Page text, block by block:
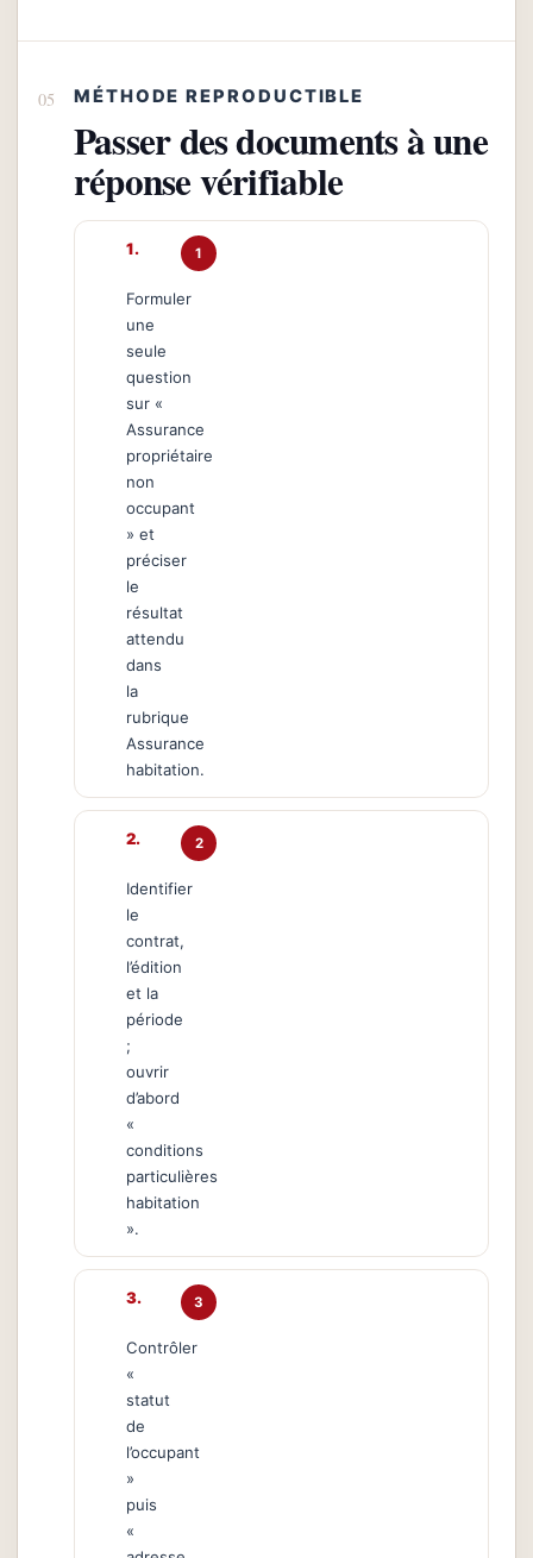
MÉTHODE REPRODUCTIBLE
Passer des documents à une
réponse vérifiable
1
Formuler
une
seule
question
sur «
Assurance
propriétaire
non
occupant
» et
préciser
le
résultat
attendu
dans
la
rubrique
Assurance
habitation.
2
Identifier
le
contrat,
l’édition
et la
période
;
ouvrir
d’abord
«
conditions
particulières
habitation
».
3
Contrôler
«
statut
de
l’occupant
»
puis
«